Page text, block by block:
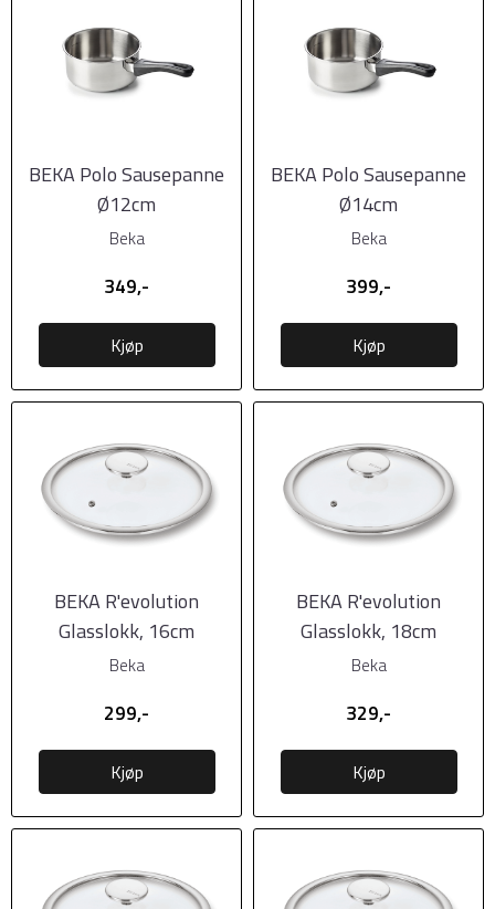
BEKA Polo Sausepanne
Ø12cm
Beka
349,-
Kjøp
BEKA Polo Sausepanne
Ø14cm
Beka
399,-
Kjøp
BEKA R'evolution
Glasslokk, 16cm
Beka
299,-
Kjøp
BEKA R'evolution
Glasslokk, 18cm
Beka
329,-
Kjøp